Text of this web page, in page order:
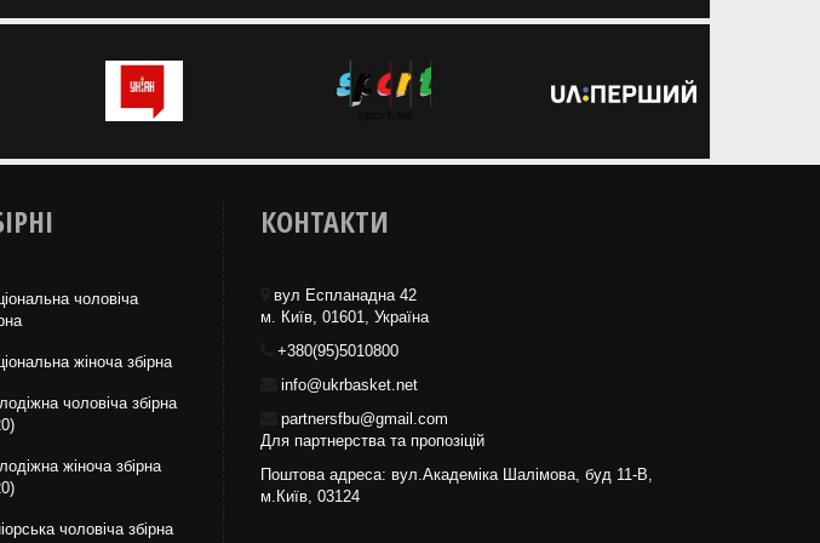
чоловіча
жiноча збірна
чоловіча збірна
жіноча збірна
чоловіча збірна
КОНТАКТИ
вул Еспланадна 42
м. Київ, 01601, Україна
+380(95)5010800
info@ukrbasket.net
partnersfbu@gmail.com
Для партнерства та пропозіцій
Поштова адреса: вул.Академіка Шалімова, буд 11-В,
м.Київ, 03124